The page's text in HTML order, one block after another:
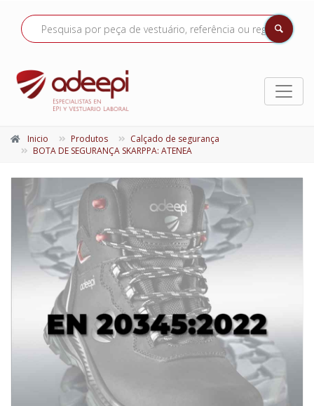
Inicio Produtos
Calçado de segurança
BOTA DE SEGURANÇA SKARPPA: ATENEA